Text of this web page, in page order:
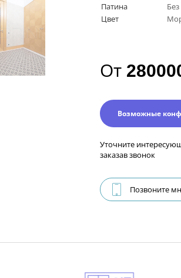
Патина
Цвет
От
Возможные
Уточните
заказав звонок
Позвоните